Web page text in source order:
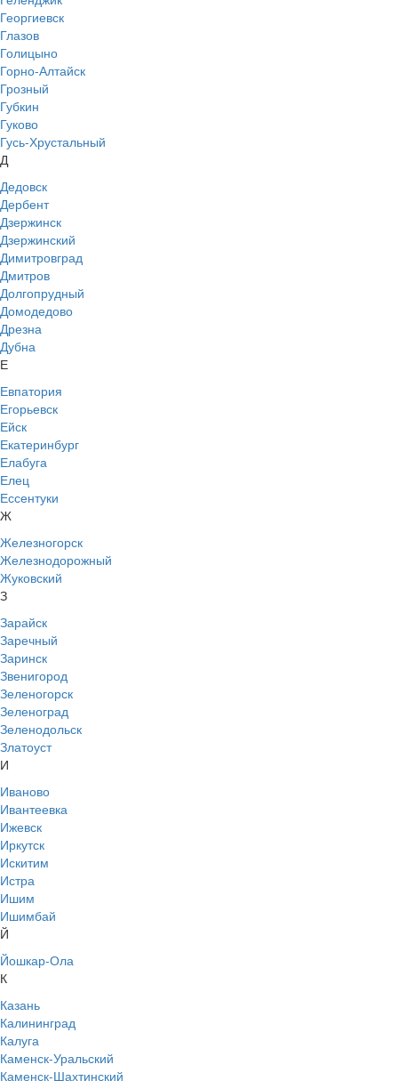
Георгиевск
Глазов
Голицыно
Горно-Алтайск
Грозный
Губкин
Гуково
Гусь-Хрустальный
Д
Дедовск
Дербент
Дзержинск
Дзержинский
Димитровград
Дмитров
Долгопрудный
Домодедово
Дрезна
Дубна
Е
Евпатория
Егорьевск
Ейск
Екатеринбург
Елабуга
Елец
Ессентуки
Ж
Железногорск
Железнодорожный
Жуковский
З
Зарайск
Заречный
Заринск
Звенигород
Зеленогорск
Зеленоград
Зеленодольск
Златоуст
И
Иваново
Ивантеевка
Ижевск
Иркутск
Искитим
Истра
Ишим
Ишимбай
Й
Йошкар-Ола
К
Казань
Калининград
Калуга
Каменск-Уральский
Каменск-Шахтинский